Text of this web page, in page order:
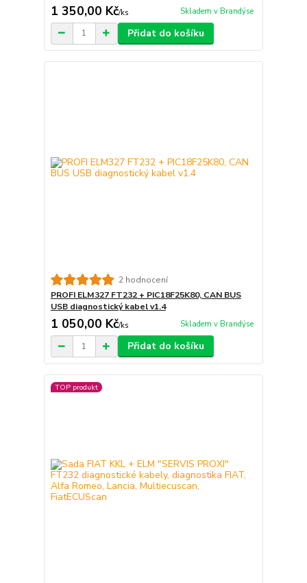
1 350,00 Kč/ks Skladem v Brandýse
Přidat do košíku
2 hodnocení
PROFI ELM327 FT232 + PIC18F25K80, CAN BUS
USB diagnostický kabel v1.4
1 050,00 Kč/ks Skladem v Brandýse
Přidat do košíku
TOP produkt